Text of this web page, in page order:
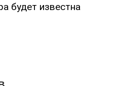
будет известна